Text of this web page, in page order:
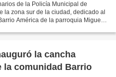
de la Policía Municipal de
la zona sur de la ciudad, dedicado al
América de la parroquia Miguel
la cancha
la comunidad Barrio